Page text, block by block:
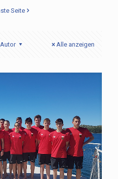
Seite
Autor Alle anzeigen